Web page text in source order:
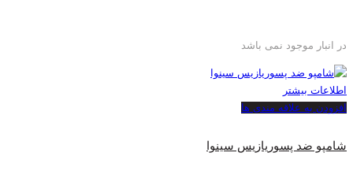
در انبار موجود نمی باشد
اطلاعات بیشتر
افزودن به علاقه مندی ها
شامپو ضد پسوریازیس سینوا